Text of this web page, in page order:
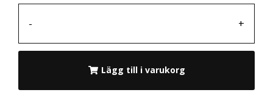
- +
Lägg till i varukorg